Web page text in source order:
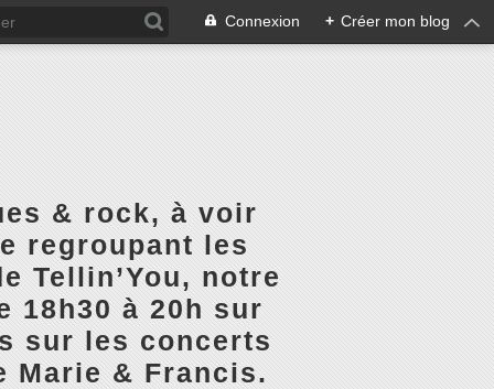
Connexion + Créer mon blog
& rock, à voir
regroupant les
Tellin’You, notre
18h30 à 20h sur
sur les concerts
Marie & Francis.